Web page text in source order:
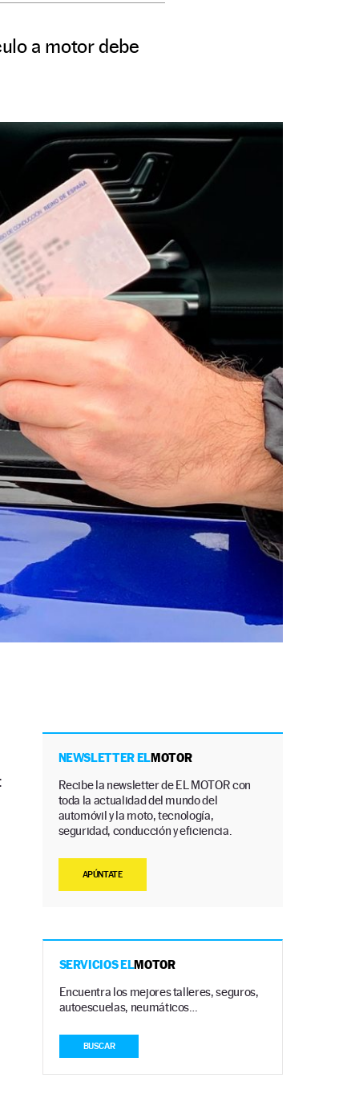
a motor debe
NEWSLETTER ELMOTOR
Recibe la newsletter de EL MOTOR con
toda la actualidad del mundo del
automóvil y la moto, tecnología,
seguridad, conducción y eficiencia.
APÚNTATE
SERVICIOS ELMOTOR
Encuentra los mejores talleres, seguros,
autoescuelas, neumáticos…
BUSCAR